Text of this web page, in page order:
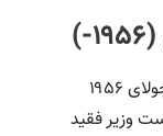
)
همشهری آنلاین: آصف علی زرداری متولد ۲۱ جولای ۱۹۵۶
وزیر فقید